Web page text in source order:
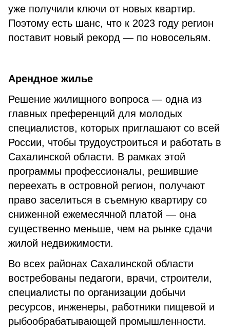
уже получили ключи от новых квартир.
Поэтому есть шанс, что к 2023 году регион
поставит новый рекорд — по новосельям.
Арендное жилье
Решение жилищного вопроса — одна из
главных преференций для молодых
специалистов, которых приглашают со всей
России, чтобы трудоустроиться и работать в
Сахалинской области. В рамках этой
программы профессионалы, решившие
переехать в островной регион, получают
право заселиться в съемную квартиру со
сниженной ежемесячной платой — она
существенно меньше, чем на рынке сдачи
жилой недвижимости.
Во всех районах Сахалинской области
востребованы педагоги, врачи, строители,
специалисты по организации добычи
ресурсов, инженеры, работники пищевой и
рыбообрабатывающей промышленности.